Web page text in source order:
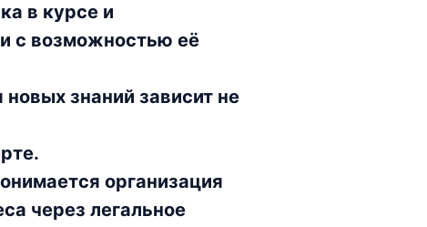
в курсе и
с возможностью её
знаний зависит не
организация
через легальное